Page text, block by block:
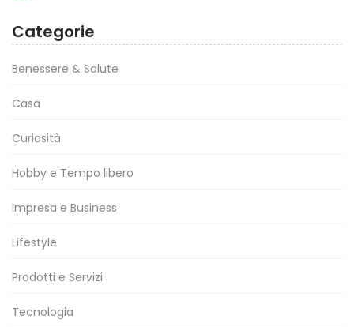
Categorie
Benessere & Salute
Casa
Curiosità
Hobby e Tempo libero
Impresa e Business
Lifestyle
Prodotti e Servizi
Tecnologia